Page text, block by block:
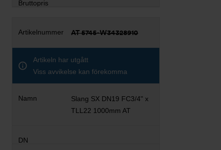
AT 5745-W34328910
Artikeln har utgått
Viss avvikelse kan förekomma
Slang SX DN19 FC3/4" x
TLL22 1000mm AT